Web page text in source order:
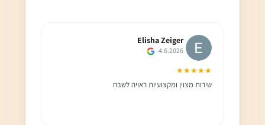
Elisha Zeiger
4.6.2026
★★★★★
שירות מצוין ומקצועיות ראויה לשבח